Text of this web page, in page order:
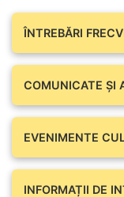
ÎNTREBĂRI
COMUNICATE ŞI
EVENIMENTE
INFORMAȚII DE